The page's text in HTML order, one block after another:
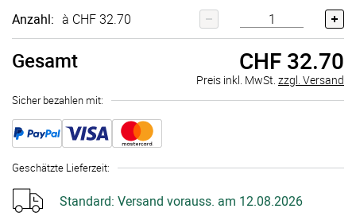
Anzahl: à CHF 32.70
Gesamt CHF 32.70
Preis inkl. MwSt. zzgl. Versand
Sicher bezahlen mit:
Geschätzte Lieferzeit:
Standard: Versand vorauss. am 12.08.2026